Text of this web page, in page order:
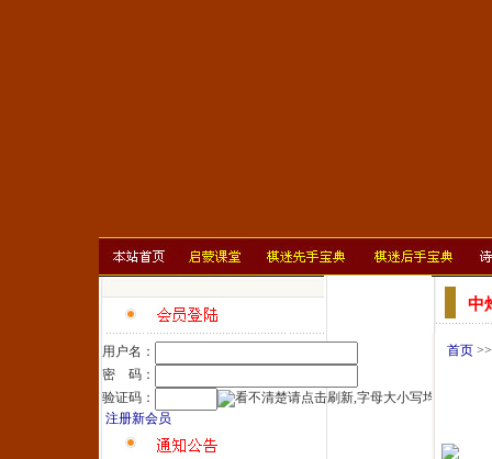
用户名：
密 码：
验证码：
注册新会员
中
首页